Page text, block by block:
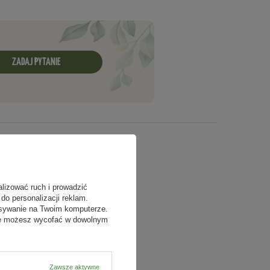
ZADAJ PYTANIE
ruch i prowadzić
personalizacji reklam.
na Twoim komputerze.
możesz wycofać w dowolnym
Zawsze aktywne